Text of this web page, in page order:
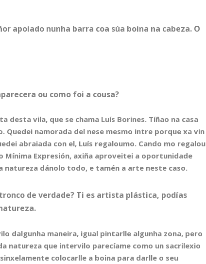
apoiado nunha barra coa súa boina na cabeza. O
ou como foi a cousa?
desta vila, que se chama Luís Borines. Tíñao na casa
Quedei namorada del nese mesmo intre porque xa vin
abraiada con el, Luís regaloumo. Cando mo regalou
Mínima Expresión, axiña aproveitei a oportunidade
natureza dánolo todo, e tamén a arte neste caso.
de verdade? Ti es artista plástica, podías
dalgunha maneira, igual pintarlle algunha zona, pero
natureza que intervilo parecíame como un sacrilexio
colocarlle a boina para darlle o seu